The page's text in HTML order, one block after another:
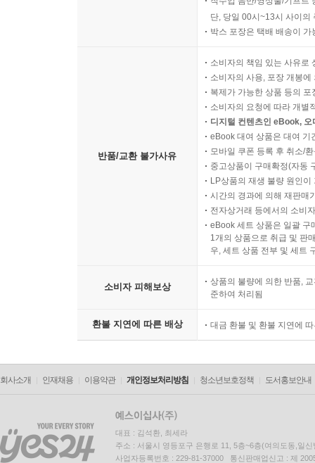
단, 당일 00시~13시 사이의
박스 포장은 택배 배송이
반품/교환 불가사유
소비자의 책임 있는 사유로
소비자의 사용, 포장 개봉
복제가 가능한 상품 등의
소비자의 요청에 따라 개별
디지털 컨텐츠인 eBook,
eBook 대여 상품은 대여 기
모바일 쿠폰 등록 후 취소/
중고상품이 구매확정(자동
LP상품의 재생 불량 원인
시간의 경과에 의해 재판매
전자상거래 등에서의 소비
eBook 세트 상품은 일괄 구
1개의 상품으로 취급 및 판
우, 세트 상품 전부 및 세트
소비자 피해보상
상품의 불량에 의한 반품,
준하여 처리됨
환불 지연에 따른 배상 대금 환불 및 환불 지연에
회사소개 인재채용 이용약관 개인정보처리방침 청소년보호정책 도서홍보안내
대표 : 김석환, 최세라
주소 : 서울시 영등포구 은행로 11, 5층~6층(여의도동,일신
사업자등록번호 : 229-81-37000 통신판매업신고 : 제